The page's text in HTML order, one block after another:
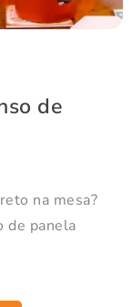
de
na mesa?
de panela